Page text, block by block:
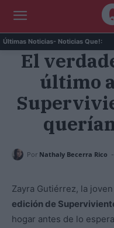
Últimas Noticias- Noticias Que!:
muy fáciles para apr...
El
último
Por Nathaly Becerra Rico -
Zayra Gutiérrez, la
edición de
hogar antes de lo